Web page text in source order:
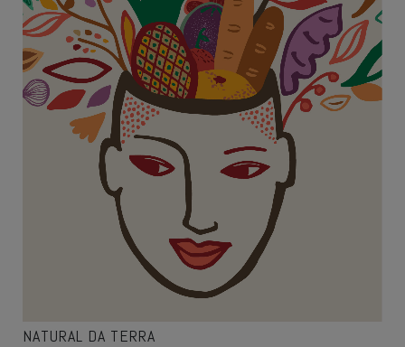
NATURAL DA TERRA